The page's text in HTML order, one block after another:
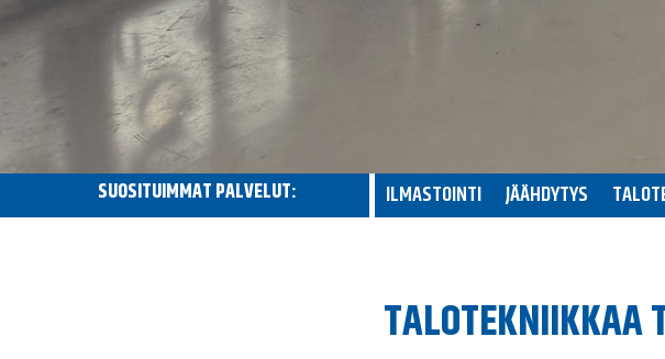
SUOSITUIMMAT PALVELUT: ILMASTOINTI JÄÄHDYTYS
TALOTEKNIIKKAA